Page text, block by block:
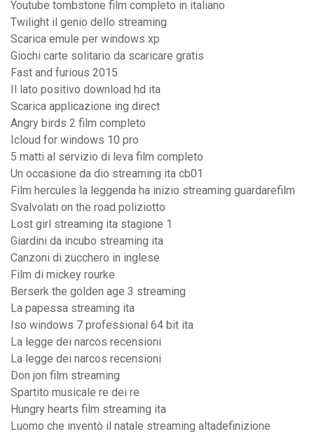
Youtube tombstone film completo in italiano
Twilight il genio dello streaming
Scarica emule per windows xp
Giochi carte solitario da scaricare gratis
Fast and furious 2015
Il lato positivo download hd ita
Scarica applicazione ing direct
Angry birds 2 film completo
Icloud for windows 10 pro
5 matti al servizio di leva film completo
Un occasione da dio streaming ita cb01
Film hercules la leggenda ha inizio streaming guardarefilm
Svalvolati on the road poliziotto
Lost girl streaming ita stagione 1
Giardini da incubo streaming ita
Canzoni di zucchero in inglese
Film di mickey rourke
Berserk the golden age 3 streaming
La papessa streaming ita
Iso windows 7 professional 64 bit ita
La legge dei narcos recensioni
La legge dei narcos recensioni
Don jon film streaming
Spartito musicale re dei re
Hungry hearts film streaming ita
Luomo che inventò il natale streaming altadefinizione